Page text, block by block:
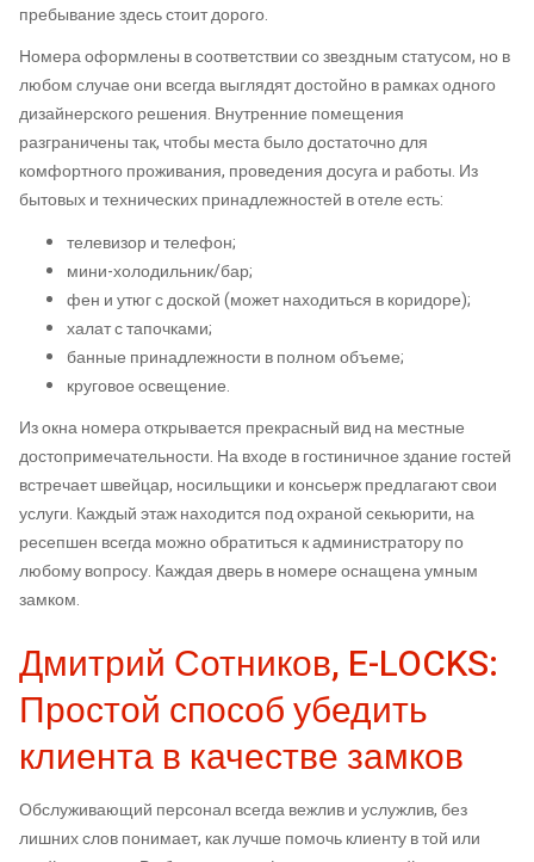
пребывание здесь стоит дорого.
Номера оформлены в соответствии со звездным статусом, но в
любом случае они всегда выглядят достойно в рамках одного
дизайнерского решения. Внутренние помещения
разграничены так, чтобы места было достаточно для
комфортного проживания, проведения досуга и работы. Из
бытовых и технических принадлежностей в отеле есть:
телевизор и телефон;
мини-холодильник/бар;
фен и утюг с доской (может находиться в коридоре);
халат с тапочками;
банные принадлежности в полном объеме;
круговое освещение.
Из окна номера открывается прекрасный вид на местные
достопримечательности. На входе в гостиничное здание гостей
встречает швейцар, носильщики и консьерж предлагают свои
услуги. Каждый этаж находится под охраной секьюрити, на
ресепшен всегда можно обратиться к администратору по
любому вопросу. Каждая дверь в номере оснащена умным
замком.
Дмитрий Сотников, E-LOCKS:
Простой способ убедить
клиента в качестве замков
Обслуживающий персонал всегда вежлив и услужлив, без
лишних слов понимает, как лучше помочь клиенту в той или